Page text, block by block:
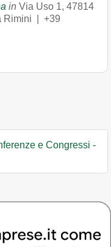
in Via Uso 1, 47814
Rimini | +39
e Congressi -